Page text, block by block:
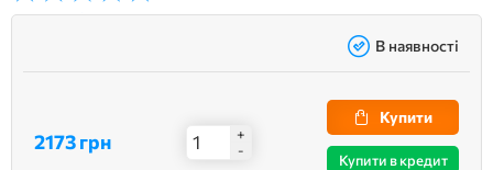
В наявності
2173 грн
+
-
Купити
Купити в кредит